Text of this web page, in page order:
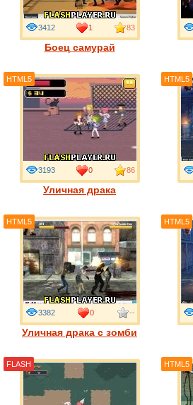
Боец самурай
3412 1 83
Уличная драка
3193 0 86
HTML5 HTML5
Уличная драка с зомби
3382 0 --
HTML5 HTML5
FLASH HTML5